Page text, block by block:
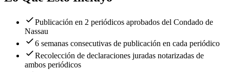
Publicación en 2 periódicos aprobados del Condado de
Nassau
6 semanas consecutivas de publicación en cada periódico
Recolección de declaraciones juradas notarizadas de
ambos periódicos